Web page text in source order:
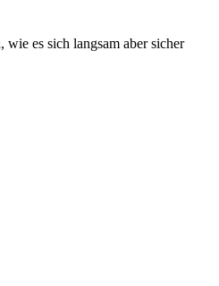
es sich langsam aber sicher